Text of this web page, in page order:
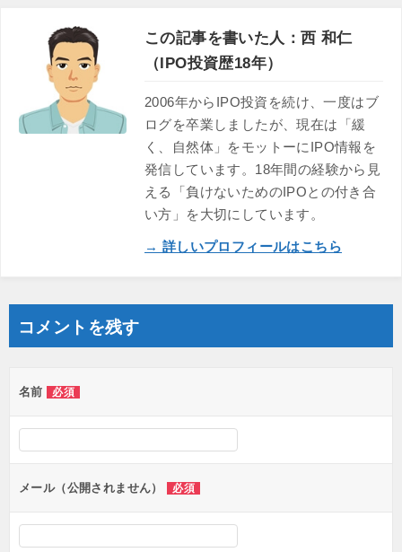
この記事を書いた人：西 和仁
（IPO投資歴18年）
2006年からIPO投資を続け、一度はブ
ログを卒業しましたが、現在は「緩
く、自然体」をモットーにIPO情報を
発信しています。18年間の経験から見
える「負けないためのIPOとの付き合
い方」を大切にしています。
→ 詳しいプロフィールはこちら
コメントを残す
名前 必須
メール（公開されません） 必須